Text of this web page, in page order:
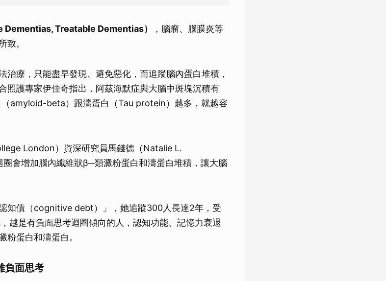
Treatable Dementias）
，腦瘤、腦膜炎等
致。
治療，只能盡早發現、避免惡化，而追蹤腦內蛋白堆積，
照護專家伊佳奇指出，阿茲海默症與大腦中斑塊沉積有
amyloid-beta）跟濤蛋白（Tau protein）越多，就越容
London）資深研究員馬錢德（Natalie L.
會增加腦內纖維狀β─類澱粉蛋白和濤蛋白堆積，讓大腦
知債（cognitive debt）」，她追蹤300人長達2年，受
越是有負面思考迴圈傾向的人，認知功能、記憶力衰退
粉蛋白和濤蛋白。
面思考
取消